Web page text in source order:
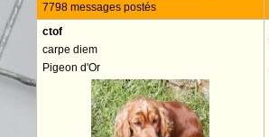
7798 messages postés
ctof
carpe diem
Pigeon d'Or